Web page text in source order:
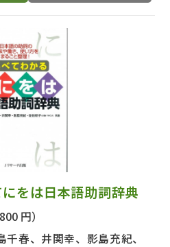
をは日本語助詞辞典
円）
春、井関幸、影島充紀、